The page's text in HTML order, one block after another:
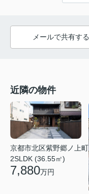
メールで共有する
近隣の物件
京都市北区紫野郷ノ上町
2SLDK (36.55㎡)
7,880万円